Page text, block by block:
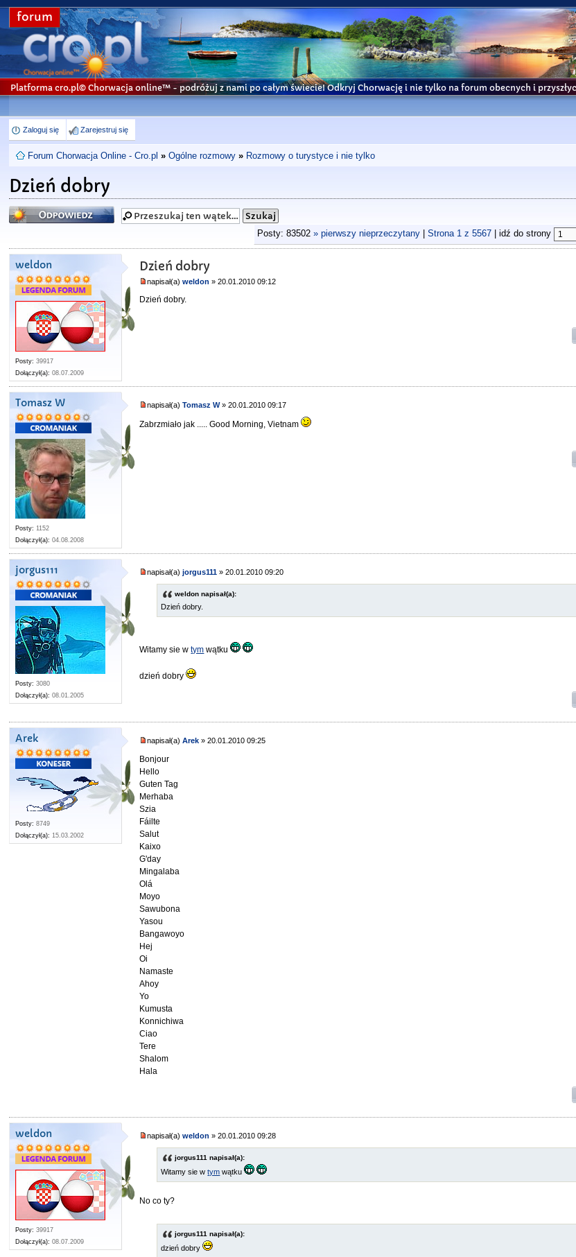
forum
Platforma cro.pl© Chorwacja online™ - podróżuj z nami po całym świecie! Odkryj Chorwację i nie tylko na forum obecnych i
Zaloguj się Zarejestruj się
Forum Chorwacja Online - Cro.pl » Ogólne rozmowy » Rozmowy o turystyce i nie tylko
Dzień dobry
Odpowiedz
Posty: 83502 » pierwszy nieprzeczytany| Strona 1z 5567| idź do strony
weldon
Posty: 39917
Dołączył(a): 08.07.2009
Dzień dobry
napisał(a)weldon » 20.01.2010 09:12
Dzień dobry.
Tomasz W
Posty: 1152
Dołączył(a): 04.08.2008
napisał(a)Tomasz W» 20.01.2010 09:17
Zabrzmiało jak ..... Good Morning, Vietnam
jorgus111
Posty: 3080
Dołączył(a): 08.01.2005
napisał(a)jorgus111 » 20.01.2010 09:20
weldon napisał(a):
Dzień dobry.
Witamy sie wtym wątku
dzień dobry
Arek
Posty: 8749
Dołączył(a): 15.03.2002
napisał(a)Arek » 20.01.2010 09:25
Bonjour
Hello
Guten Tag
Merhaba
Szia
Fáilte
Salut
Kaixo
G'day
Mingalaba
Olá
Moyo
Sawubona
Yasou
Bangawoyo
Hej
Oi
Namaste
Ahoy
Yo
Kumusta
Konnichiwa
Ciao
Tere
Shalom
Hala
weldon
Posty: 39917
Dołączył(a): 08.07.2009
napisał(a)weldon » 20.01.2010 09:28
jorgus111 napisał(a):
Witamy sie wtym wątku
No co ty?
jorgus111 napisał(a):
dzień dobry